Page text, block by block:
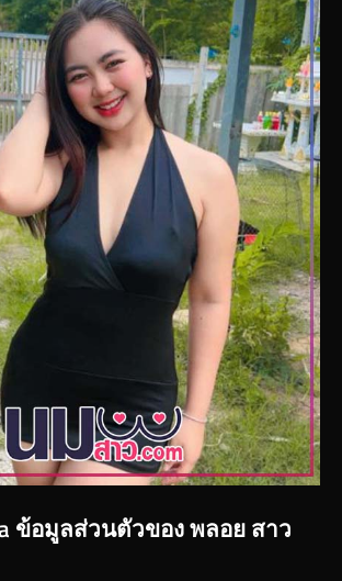
ข้อมูลส่วนตัวของ พลอย สาว